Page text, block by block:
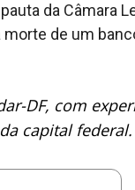
da Câmara
morte de um
DF, com
capital federal.